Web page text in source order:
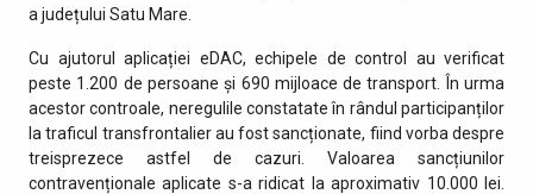
a județului Satu Mare.
Cu ajutorul aplicației eDAC, echipele de control au verificat
peste 1.200 de persoane și 690 mijloace de transport. În urma
acestor controale, neregulile constatate în rândul participanților
la traficul transfrontalier au fost sancționate, fiind vorba despre
treisprezece astfel de cazuri. Valoarea sancțiunilor
contravenționale aplicate s-a ridicat la aproximativ 10.000 lei.